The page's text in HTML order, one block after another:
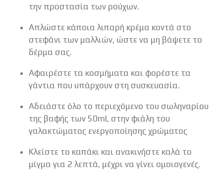
την προστασία των ρούχων.
Απλώστε κάποια λιπαρή κρέμα κοντά στο
στεφάνι των μαλλιών, ώστε να μη βάψετε το
δέρμα σας.
Αφαιρέστε τα κοσμήματα και φορέστε τα
γάντια που υπάρχουν στη συσκευασία.
Αδειάστε όλο το περιεχόμενο του σωληναρίου
της βαφής των 50mL στην φιάλη του
γαλακτώματος ενεργοποίησης χρώματος
Κλείστε το καπάκι και ανακινήστε καλά το
μίγμα για 2 λεπτά, μέχρι να γίνει ομοιογενές.